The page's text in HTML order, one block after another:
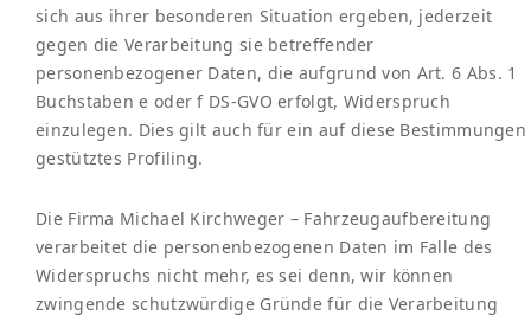
sich aus ihrer besonderen Situation ergeben, jederzeit
gegen die Verarbeitung sie betreffender
personenbezogener Daten, die aufgrund von Art. 6 Abs. 1
Buchstaben e oder f DS-GVO erfolgt, Widerspruch
einzulegen. Dies gilt auch für ein auf diese Bestimmungen
gestütztes Profiling.
Die Firma Michael Kirchweger – Fahrzeugaufbereitung
verarbeitet die personenbezogenen Daten im Falle des
Widerspruchs nicht mehr, es sei denn, wir können
zwingende schutzwürdige Gründe für die Verarbeitung